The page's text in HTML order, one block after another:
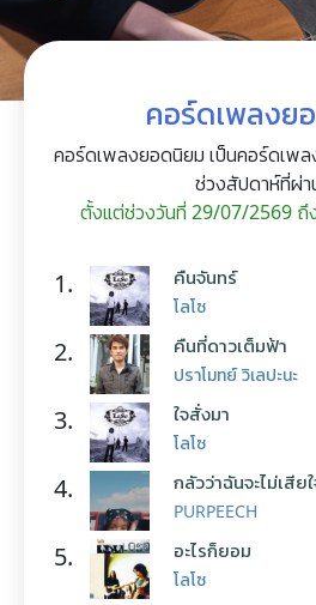
คอร์ดเพลงย
คอร์ดเพลงยอดนิยม เป็นคอร์ดเพล
ช่วงสัปดาห์ที่ผ่า
ตั้งแต่ช่วงวันที่ 29/07/2569
1. คืนจันทร์
โลโซ
2. คืนที่ดาวเต็มฟ้า
ปราโมทย์ วิเลปะนะ
3. ใจสั่งมา
โลโซ
4. กลัวว่าฉันจะไม่เสีย
PURPEECH
5. อะไรก็ยอม
โลโซ